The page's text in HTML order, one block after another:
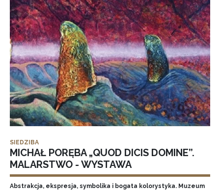
SIEDZIBA
MICHAŁ PORĘBA „QUOD DICIS DOMINE”.
MALARSTWO - WYSTAWA
Abstrakcja, ekspresja, symbolika i bogata kolorystyka. Muzeum